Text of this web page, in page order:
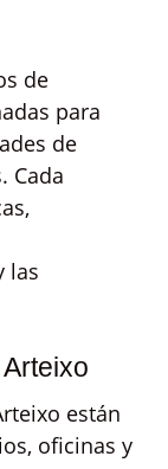
de
para
de
Cada
las
están
oficinas y